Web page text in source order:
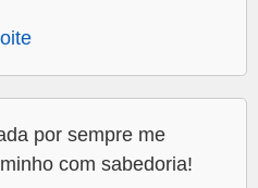
por sempre me
com sabedoria!